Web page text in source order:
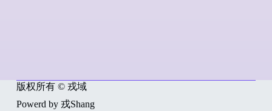
版权所有 © 戎域
Powerd by 戎Shang